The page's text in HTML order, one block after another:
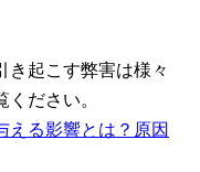
起こす弊害は様々
ださい。
える影響とは？原因